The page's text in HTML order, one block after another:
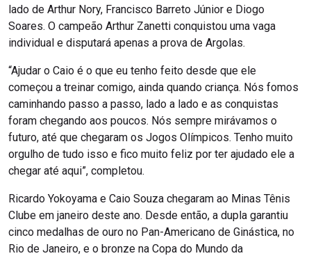
lado de Arthur Nory, Francisco Barreto Júnior e Diogo
Soares. O campeão Arthur Zanetti conquistou uma vaga
individual e disputará apenas a prova de Argolas.
“Ajudar o Caio é o que eu tenho feito desde que ele
começou a treinar comigo, ainda quando criança. Nós fomos
caminhando passo a passo, lado a lado e as conquistas
foram chegando aos poucos. Nós sempre mirávamos o
futuro, até que chegaram os Jogos Olímpicos. Tenho muito
orgulho de tudo isso e fico muito feliz por ter ajudado ele a
chegar até aqui”, completou.
Ricardo Yokoyama e Caio Souza chegaram ao Minas Tênis
Clube em janeiro deste ano. Desde então, a dupla garantiu
cinco medalhas de ouro no Pan-Americano de Ginástica, no
Rio de Janeiro, e o bronze na Copa do Mundo da